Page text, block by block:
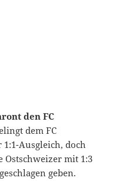
den FC
dem FC
Ausgleich, doch
Ostschweizer mit 1:3
geben.